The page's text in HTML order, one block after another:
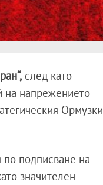
след като
на напрежението
Ормузки
подписване на
значителен